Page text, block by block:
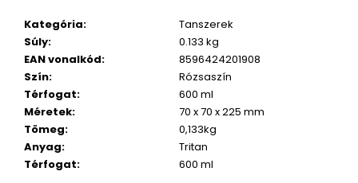
Kategória:
Tanszerek
Súly:
0.133 kg
EAN vonalkód:
8596424201908
Szín:
Rózsaszín
Térfogat:
600 ml
Méretek:
70 x 70 x 225 mm
Tömeg:
0,133kg
Anyag:
Tritan
Térfogat: 600 ml